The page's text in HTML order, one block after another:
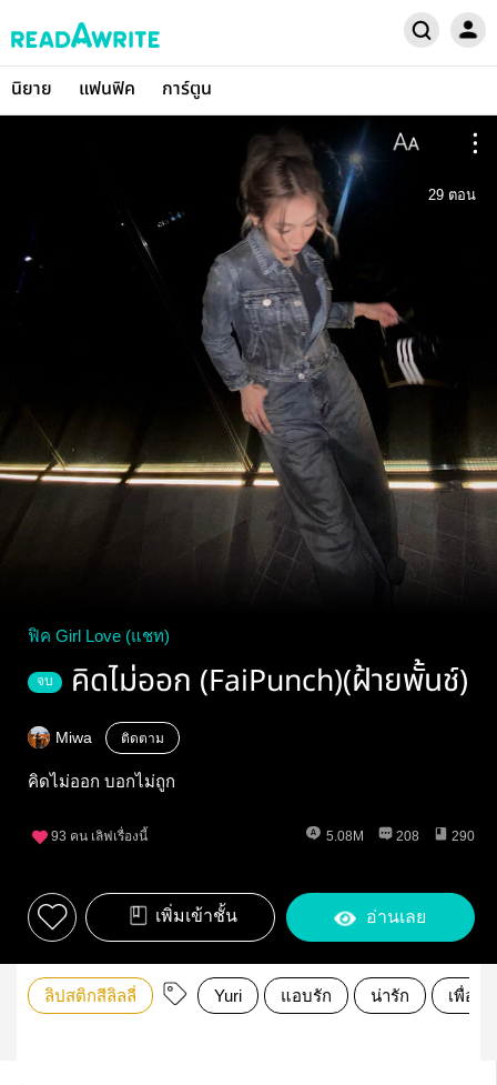
นิยาย แฟนฟิค การ์ตูน
29 ตอน
ฟิค Girl Love (แชท)
จบ คิดไม่ออก (FaiPunch)(ฝ้ายพั้นช์)
Miwa ติดตาม
คิดไม่ออก บอกไม่ถูก
93 คน เลิฟเรื่องนี้ 5.08M 208 290
เพิ่มเข้าชั้น อ่านเลย
ลิปสติกสีลิลลี่ Yuri แอบรัก น่ารัก เพื่อน